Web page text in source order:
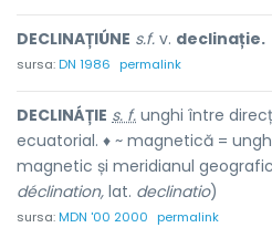
DECLINAȚIÚNE s.f. v. declinație.
sursa:DN 1986 permalink
DECLINÁȚIE s. f. unghi între
ecuatorial. ♦ ~ magnetică =
magnetic și meridianul
déclination, lat. declinatio)
sursa:MDN '00 2000 permalink